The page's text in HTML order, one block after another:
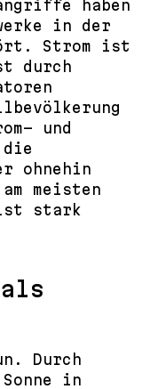
haben
in der
Strom ist
durch
und
die
ohnehin
meisten
ist stark
Durch
in